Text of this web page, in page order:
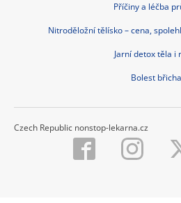
Příčiny a léčba
Nitroděložní tělísko – cena,
Jarní detox těla i
Bolest břicha
Czech Republic nonstop-lekarna.cz